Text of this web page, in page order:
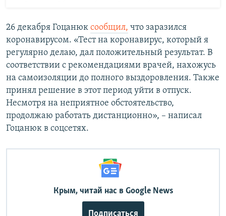
26 декабря Гоцанюк сообщил, что заразился
коронавирусом. «Тест на коронавирус, который я
регулярно делаю, дал положительный результат. В
соответствии с рекомендациями врачей, нахожусь
на самоизоляции до полного выздоровления. Также
принял решение в этот период уйти в отпуск.
Несмотря на неприятное обстоятельство,
продолжаю работать дистанционно», – написал
Гоцанюк в соцсетях.
Крым, читай нас в Google News
Подписаться